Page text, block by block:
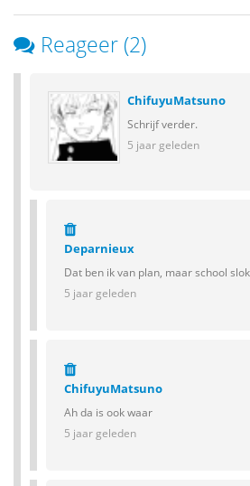
Reageer (2)
ChifuyuMatsuno
Schrijf verder.
5 jaar geleden
Deparnieux
Dat ben ik van plan, maar school
5 jaar geleden
ChifuyuMatsuno
Ah da is ook waar
5 jaar geleden